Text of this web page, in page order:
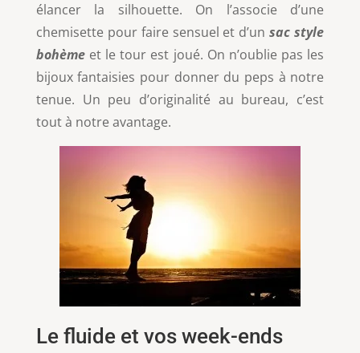
élancer la silhouette. On l’associe d’une
chemisette pour faire sensuel et d’unsac style
bohèmeet le tour est joué. On n’oublie pas les
bijoux fantaisies pour donner du peps à notre
tenue. Un peu d’originalité au bureau, c’est
tout à notre avantage.
Le fluide et vos week-ends